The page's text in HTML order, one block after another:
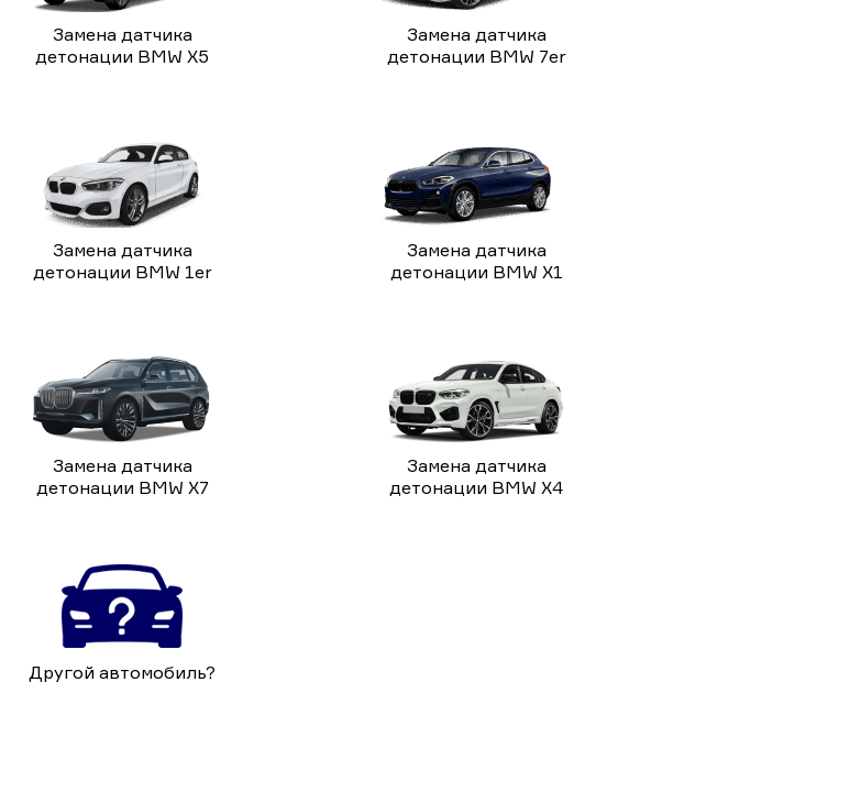
Замена датчика
детонации BMW X5
Замена датчика
детонации BMW 7er
Замена датчика
детонации BMW 1er
Замена датчика
детонации BMW X1
Замена датчика
детонации BMW X7
Замена датчика
детонации BMW X4
Другой автомобиль?